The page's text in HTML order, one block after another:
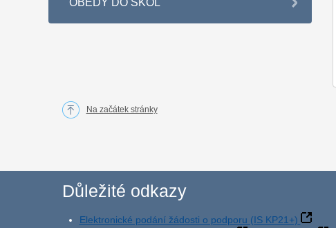
OBĚDY DO ŠKOL
Na začátek stránky
Důležité odkazy
Elektronické podání žádosti o podporu (IS KP21+)